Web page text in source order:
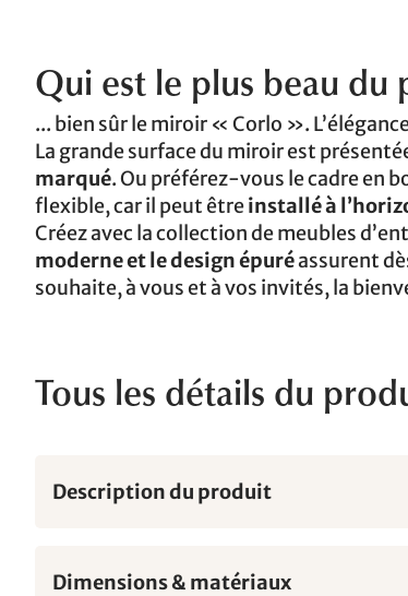
Qui est le plus beau du
... bien sûr le miroir « Corlo ».
La grande surface du miroir est
marqué. Ou préférez-vous le cadre en
flexible, car il peut êtreinstallé à
Créez avec la collection de meubles
moderne et le design épuréassurent
souhaite, à vous et à vos invités, la
Tous les détails du
Description du produit
Dimensions & matériaux